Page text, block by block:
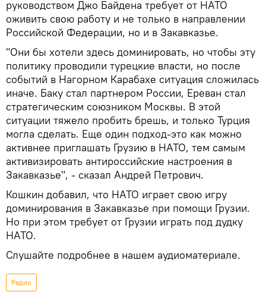
руководством Джо Байдена требует от НАТО
оживить свою работу и не только в направлении
Российской Федерации, но и в Закавказье.
"Они бы хотели здесь доминировать, но чтобы эту
политику проводили турецкие власти, но после
событий в Нагорном Карабахе ситуация сложилась
иначе. Баку стал партнером России, Ереван стал
стратегическим союзником Москвы. В этой
ситуации тяжело пробить брешь, и только Турция
могла сделать. Еще один подход-это как можно
активнее приглашать Грузию в НАТО, тем самым
активизировать антироссийские настроения в
Закавказье", - сказал Андрей Петрович.
Кошкин добавил, что НАТО играет свою игру
доминирования в Закавказье при помощи Грузии.
Но при этом требует от Грузии играть под дудку
НАТО.
Слушайте подробнее в нашем аудиоматериале.
Радио